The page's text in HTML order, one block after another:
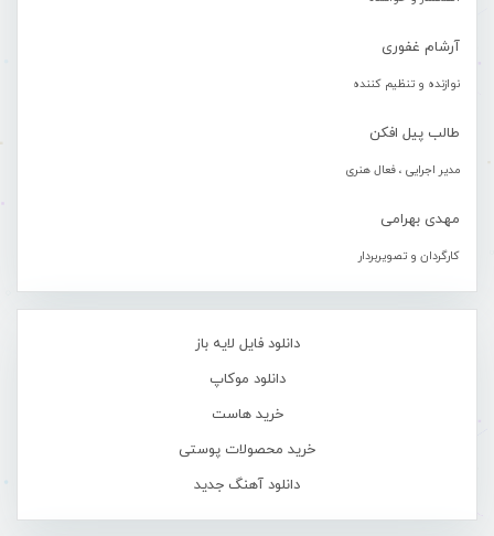
آرشام غفوری
نوازنده و تنظیم کننده
طالب پیل افکن
مدیر اجرایی ، فعال هنری
مهدی بهرامی
کارگردان و تصویربردار
دانلود فایل لایه باز
دانلود موکاپ
خرید هاست
خرید محصولات پوستی
دانلود آهنگ جدید